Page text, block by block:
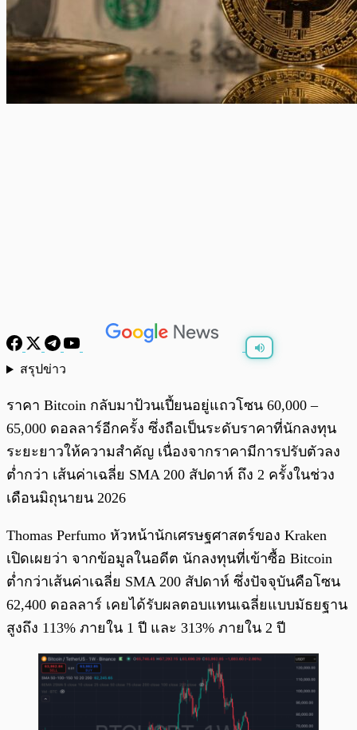
สรุปข่าว
ราคา Bitcoin กลับมาป้วนเปี้ยนอยู่แถวโซน 60,000 –
65,000 ดอลลาร์อีกครั้ง ซึ่งถือเป็นระดับราคาที่นักลงทุน
ระยะยาวให้ความสำคัญ เนื่องจากราคามีการปรับตัวลง
ต่ำกว่า เส้นค่าเฉลี่ย SMA 200 สัปดาห์ ถึง 2 ครั้งในช่วง
เดือนมิถุนายน 2026
Thomas Perfumo หัวหน้านักเศรษฐศาสตร์ของ Kraken
เปิดเผยว่า จากข้อมูลในอดีต นักลงทุนที่เข้าซื้อ Bitcoin
ต่ำกว่าเส้นค่าเฉลี่ย SMA 200 สัปดาห์ ซึ่งปัจจุบันคือโซน
62,400 ดอลลาร์ เคยได้รับผลตอบแทนเฉลี่ยแบบมัธยฐาน
สูงถึง 113% ภายใน 1 ปี และ 313% ภายใน 2 ปี